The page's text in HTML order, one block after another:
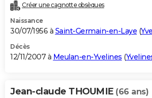
Créer une cagnotte obsèques
Naissance
30/07/1956 à Saint-Germain-en-Laye (
Décès
12/11/2007 à Meulan-en-Yvelines (
Jean-claude THOUMIE (66 ans)